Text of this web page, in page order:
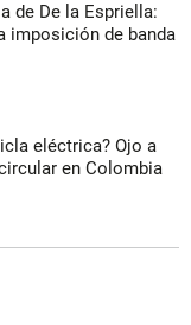
de De la Espriella:
imposición de banda
eléctrica? Ojo a
en Colombia